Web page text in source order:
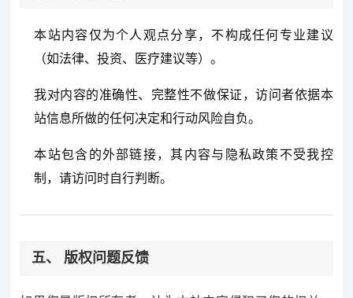
本站内容仅为个人观点分享，不构成任何专业建议
（如法律、投资、医疗建议等）。
我对内容的准确性、完整性不做保证，访问者依据本
站信息所做的任何决定和行动风险自负。
本站包含的外部链接，其内容与隐私政策不受我控
制，请访问时自行判断。
五、 版权问题反馈